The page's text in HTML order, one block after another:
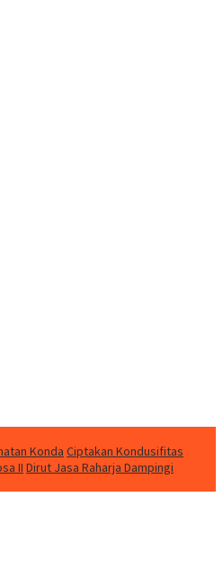
Konda Ciptakan Kondusifitas
II Dirut Jasa Raharja Dampingi